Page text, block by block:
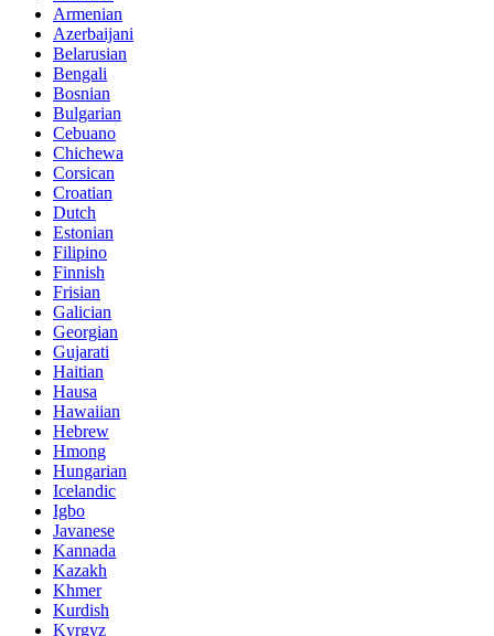
Armenian
Azerbaijani
Belarusian
Bengali
Bosnian
Bulgarian
Cebuano
Chichewa
Corsican
Croatian
Dutch
Estonian
Filipino
Finnish
Frisian
Galician
Georgian
Gujarati
Haitian
Hausa
Hawaiian
Hebrew
Hmong
Hungarian
Icelandic
Igbo
Javanese
Kannada
Kazakh
Khmer
Kurdish
Kyrgyz